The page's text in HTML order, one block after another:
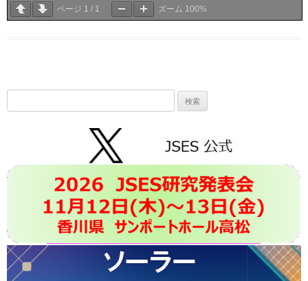
ページ 1 / 1 ズーム 100%
索: